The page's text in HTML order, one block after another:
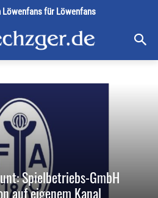
Löwenfans für Löwenfans
Spielbetriebs-GmbH
auf eigenem Kanal